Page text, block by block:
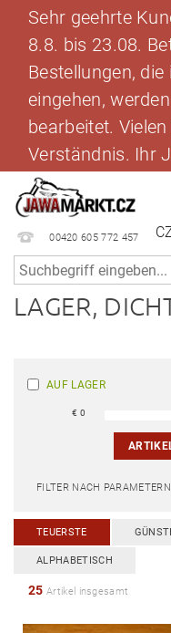
Sehr geehrte
8.8. bis 23.08.
Bestellungen,
eingehen,
bearbeitet.
Verständnis. Ihr
00420 605 772 457
LAGER,
AUF LAGER
€0
FILTER NACH
TEUERSTE
ALPHABETISCH
25 Artikel insgesamt